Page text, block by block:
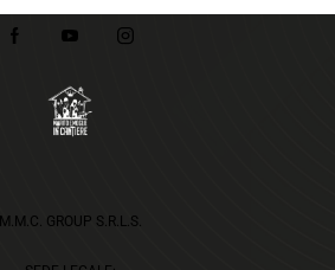
M.M.C. GROUP S.R.L.S.